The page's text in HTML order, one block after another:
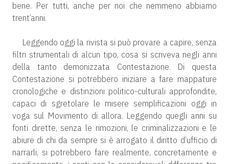
bene. Per tutti, anche per noi che nemmeno abbiamo
trent’anni.
Leggendo oggi la rivista si può provare a capire, senza
filtri strumentali di alcun tipo, cosa si scriveva negli anni
della tanto demonizzata Contestazione. Di questa
Contestazione si potrebbero iniziare a fare mappature
cronologiche e distinzioni politico-culturali approfondite,
capaci di sgretolare le misere semplificazioni oggi in
voga sul Movimento di allora. Leggendo quegli anni su
fonti dirette, senza le rimozioni, le criminalizzazioni e le
abiure di chi da sempre si è arrogato il diritto d’ufficio di
narrarli, si potrebbero fare realmente, concretamente e